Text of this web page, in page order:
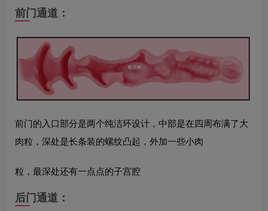
前门通道 ：
前门的入口部分是两个纯洁环设计，中部是在四周布满了大
肉粒，深处是长条装的螺纹凸起，外加一些小肉
粒，最深处还有一点点的子宫腔
后门通道 ：